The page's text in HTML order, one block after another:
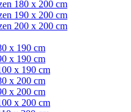
180 x 200 cm
190 x 200 cm
200 x 200 cm
x 190 cm
x 190 cm
x 190 cm
x 200 cm
x 200 cm
x 200 cm